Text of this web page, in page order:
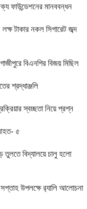
ফাউন্ডেশনের মানববন্ধন
টাকার নকল সিগারেট জব্দ
বিএনপির বিজয় মিছিল
শ্রদ্ধাঞ্জলি
স্বচ্ছতা নিয়ে প্রশ্ন
আহত- ৫
তুলতে বিদ্যালয়ে চালু হলো
উপলক্ষে র‍্যালি আলোচনা